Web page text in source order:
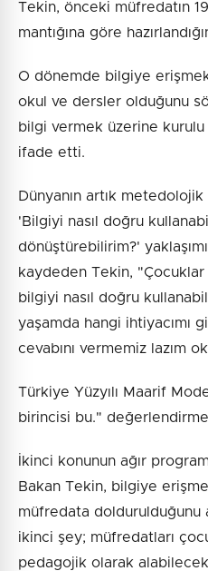
Tekin, önceki müfredatın
mantığına göre
O dönemde bilgiye
okul ve dersler olduğunu
bilgi vermek üzerine kurulu
ifade etti.
Dünyanın artık
'Bilgiyi nasıl doğru
dönüştürebilirim?'
kaydeden Tekin,
bilgiyi nasıl doğru
yaşamda hangi ihtiyacımı
cevabını vermemiz lazım
Türkiye Yüzyılı Maarif
birincisi bu."
İkinci konunun ağır
Bakan Tekin, bilgiye
müfredata doldurulduğunu
ikinci şey; müfredatları
pedagojik olarak